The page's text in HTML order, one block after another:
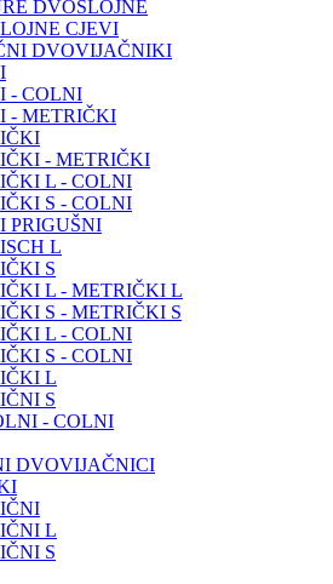
DVOSLOJNE
CJEVI
DVOVIJAČNIKI
- COLNI
- METRIČKI
- METRIČKI
L - COLNI
S - COLNI
PRIGUŠNI
L
S
L - METRIČKI L
S - METRIČKI S
L - COLNI
S - COLNI
L
S
- COLNI
DVOVIJAČNICI
L
S